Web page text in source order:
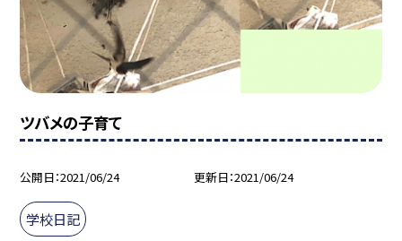
ツバメの子育て
公開日 2021/06/24 更新日 2021/06/24
学校日記